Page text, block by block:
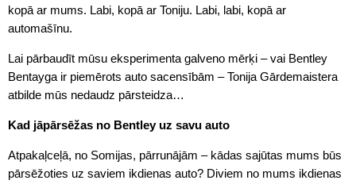
kopā ar mums. Labi, kopā ar Toniju. Labi, labi, kopā ar
automašīnu.
Lai pārbaudīt mūsu eksperimenta galveno mērķi – vai Bentley
Bentayga ir piemērots auto sacensībām – Tonija Gārdemaistera
atbilde mūs nedaudz pārsteidza…
Kad jāpārsēžas no Bentley uz savu auto
Atpakaļceļā, no Somijas, pārrunājām – kādas sajūtas mums būs
pārsēžoties uz saviem ikdienas auto? Diviem no mums ikdienas